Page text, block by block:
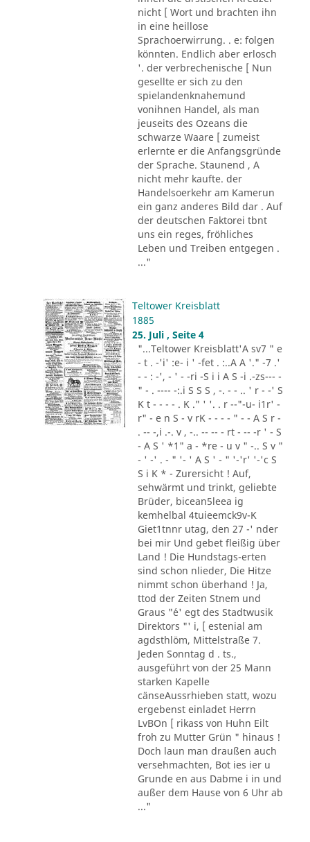
nicht [ Wort und brachten ihn
in eine heillose
Sprachoerwirrung. . e: folgen
könnten. Endlich aber erlosch
'. der verbrechenische [ Nun
gesellte er sich zu den
spielandenknahemund
vonihnen Handel, als man
jeuseits des Ozeans die
schwarze Waare [ zumeist
erlernte er die Anfangsgründe
der Sprache. Staunend , A
nicht mehr kaufte. der
Handelsoerkehr am Kamerun
ein ganz anderes Bild dar . Auf
der deutschen Faktorei tbnt
uns ein reges, fröhliches
Leben und Treiben entgegen .
..."
Teltower Kreisblatt
1885
25. Juli , Seite 4
"...Teltower Kreisblatt'A sv7 " e
- t . -'i' :e- i ' -fet . :..A A '." -7 .'
- - : -', - ' - -ri -S i i A S -i .-zs--- -
" - . ---- -:.i S S S , -. - - .. ' r - -' S
K t - - - - . K ." ' '. . r --"-u- i1r' -
r" - e n S - v rK - - - - " - - A S r -
. -- -,i .-. v , -.. -- -- - rt - -- -r ' - S
- A S ' *1" a - *re - u v " -.. S v "
- ' -' . - " '- ' A S ' - " '-'r' '-'c S
S i K * - Zurersicht ! Auf,
sehwärmt und trinkt, geliebte
Brüder, bicean5leea ig
kemhelbal 4tuieemck9v-K
Giet1tnnr utag, den 27 -' nder
bei mir Und gebet fleißig über
Land ! Die Hundstags-erten
sind schon nlieder, Die Hitze
nimmt schon überhand ! Ja,
ttod der Zeiten Stnem und
Graus "´e' egt des Stadtwusik
Direktors "' i, [ estenial am
agdsthlöm, Mittelstraße 7.
Jeden Sonntag d . ts.,
ausgeführt von der 25 Mann
starken Kapelle
cänseAussrhieben statt, wozu
ergebenst einladet Herrn
LvBOn [ rikass von Huhn Eilt
froh zu Mutter Grün " hinaus !
Doch laun man draußen auch
versehmachten, Bot ies ier u
Grunde en aus Dabme i in und
außer dem Hause von 6 Uhr ab
..."